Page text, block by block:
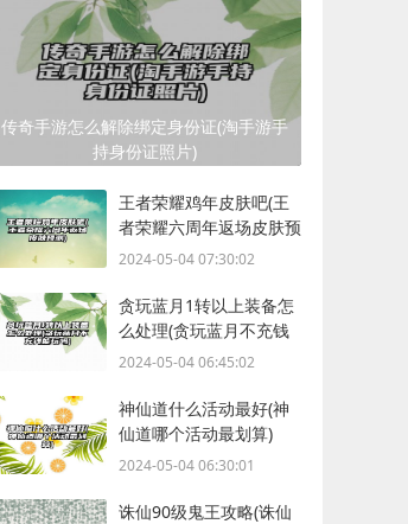
传奇手游怎么解除绑定身份证(淘手游手
持身份证照片)
王者荣耀鸡年皮肤吧(王
者荣耀六周年返场皮肤预
测)
2024-05-04 07:30:02
贪玩蓝月1转以上装备怎
么处理(贪玩蓝月不充钱
能玩吗)
2024-05-04 06:45:02
神仙道什么活动最好(神
仙道哪个活动最划算)
2024-05-04 06:30:01
诛仙90级鬼王攻略(诛仙